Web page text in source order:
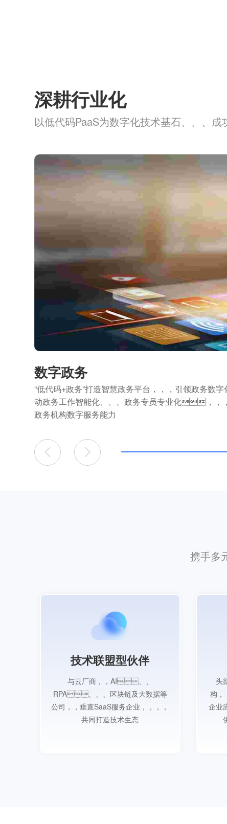
深耕行业化
以低代码PaaS为数字化技术基石、、、
数字政务
“低代码+政务”打造智慧政务平台，，，引领政务数
动政务工作智能化、、、政务专员专业化，，
政务机构数字服务能力
携手多
技术联盟型伙伴
与云厂商，，AI、、
RPA、、、区块链及大数据等
公司，，垂直SaaS服务企业，，，，
共同打造技术生态
头
构，
企业